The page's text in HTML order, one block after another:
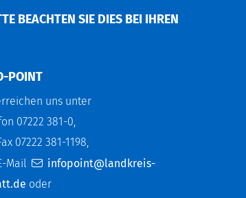
BEACHTEN SIE DIES BEI IHREN P
POINT
uns unter
07222 381-0,
07222 381-1198,
Mail
infopoint@landkreis-
oder